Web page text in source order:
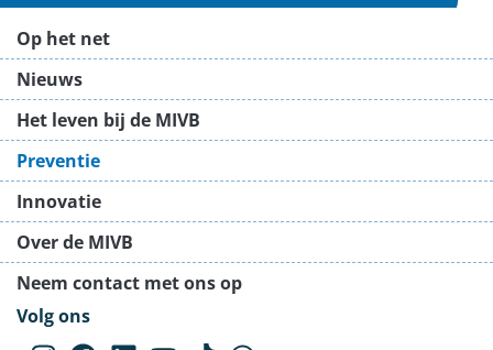
Op het net
Nieuws
Het leven bij de MIVB
Preventie
Innovatie
Over de MIVB
Neem contact met ons op
Volg ons